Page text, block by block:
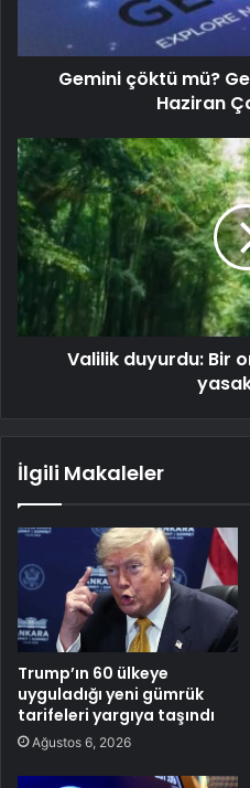
Gemini çöktü mü?
Haziran
Valilik duyurdu: Bir
İlgili Makaleler
Trump’ın 60 ülkeye
uyguladığı yeni gümrük
tarifeleri yargıya taşındı
Ağustos 6, 2026